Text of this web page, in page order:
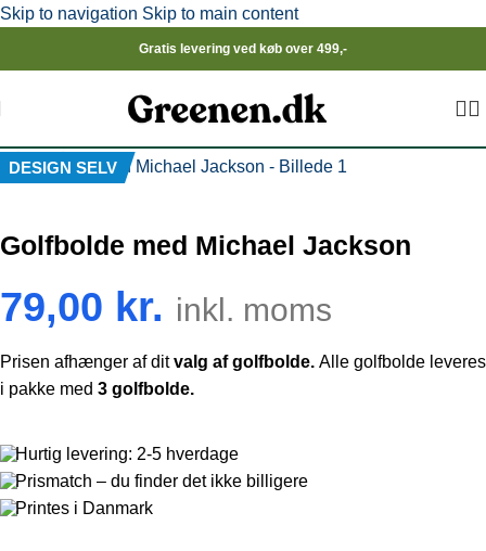
Skip to navigation Skip to main content
Gratis levering ved køb over 499,-
DESIGN SELV
Golfbolde med Michael Jackson
79,00 kr. inkl. moms
Prisen afhænger af ditvalg af golfbolde. Alle golfbolde leveres
i pakke med 3 golfbolde.
Hurtig levering: 2-5 hverdage
Prismatch – du finder det ikke billigere
Printes i Danmark